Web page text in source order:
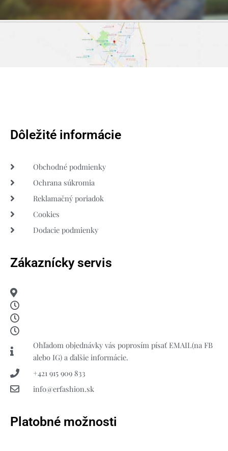
Dôležité informácie
Obchodné podmienky
Ochrana súkromia
Reklamačný poriadok
Cookies
Dodacie podmienky
Zákaznícky servis
Ohľadom objednávky vás poprosím písať EMAIL(na FB
alebo IG) a ďalšie informácie.
+421 915 909 833
info@erfashion.sk
Platobné možnosti